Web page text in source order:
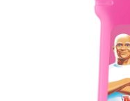
Detergenti Curatenie Casa
Detergent Pardoseli
Detergent Geamuri
Detergenti De Haine